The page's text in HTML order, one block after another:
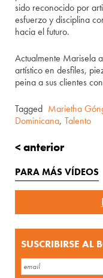
sido reconocido por
esfuerzo y disciplina
hacia el futuro.
Actualmente Marisela
artístico en desfiles,
peina a sus clientes
Tagged Marietha
Dominicana, Talento
< anterior
PARA MÁS VÍDEOS
SUSCRIBIRSE AL